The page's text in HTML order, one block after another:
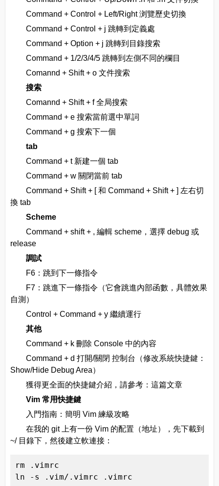
Command + Control + Left/Right 浏覽歷史切換
Command + Control + j 跳轉到定義處
Command + Option + j 跳轉到目錄搜索
Command + 1/2/3/4/5 跳轉到左側不同的欄目
Comannd + Shift + o 文件搜索
搜索
Comannd + Shift + f 全局搜索
Command + e 搜索當前選中單詞
Command + g 搜索下一個
tab
Command + t 新建一個 tab
Command + w 關閉當前 tab
Command + Shift + [ 和 Command + Shift + ] 左右切
換 tab
Scheme
Command + shift + , 編輯 scheme，選擇 debug 或
release
調試
F6：跳到下一條指令
F7：跳進下一條指令（它會跳進內部函數，具體效果
自測）
Control + Command + y 繼續運行
其他
Command + k 刪除 Console 中的內容
Command + d 打開/關閉 控制台（修改系統快捷鍵：
Show/Hide Debug Area）
獲得更全面的快捷鍵介紹，請參考：這篇文章
Vim 常用快捷鍵
入門指南：簡明 Vim 練級攻略
在我的 git 上有一份 Vim 的配置（地址），先下載到
~/ 目錄下，然後建立軟連接：
rm .vimrc
ln -s .vim/.vimrc .vimrc